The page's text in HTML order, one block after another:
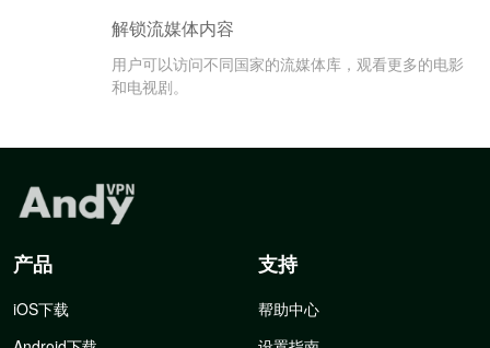
解锁流媒体内容
用户可以访问不同国家的流媒体库，观看更多的电影
和电视剧。
产品
iOS下载
支持
帮助中心